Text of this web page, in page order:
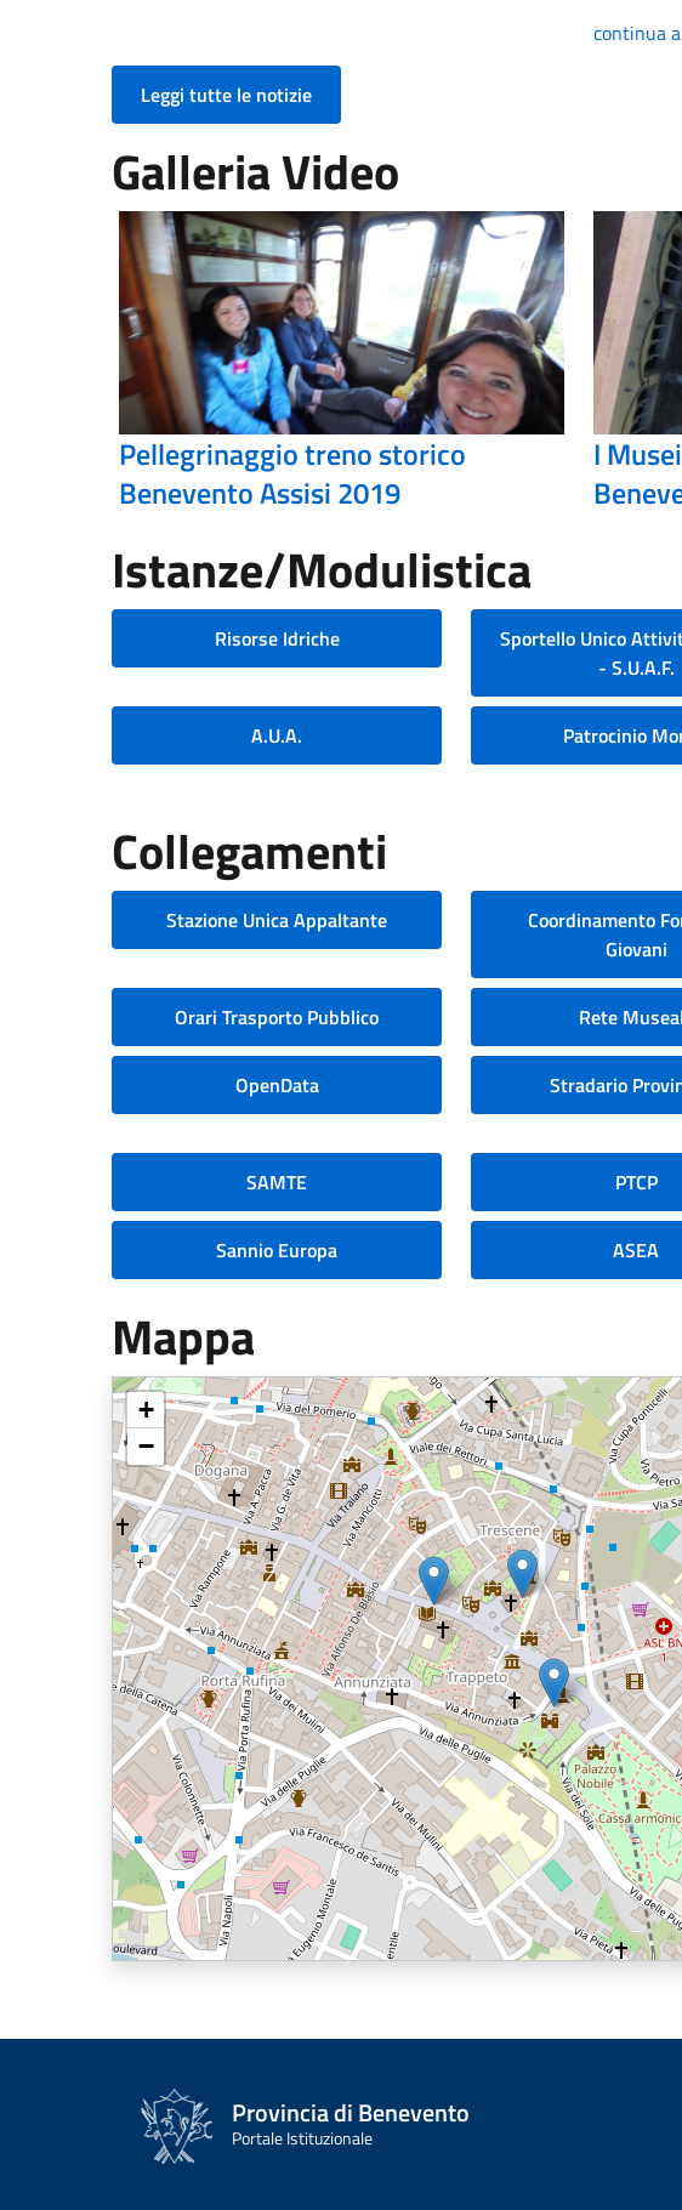
continua
Leggi tutte le notizie
Galleria Video
Pellegrinaggio treno storico
Benevento Assisi 2019
I
Istanze/Modulistica
Risorse Idriche
Sportello Unico
- S.U.A.F.
A.U.A. Patrocinio
Collegamenti
Stazione Unica Appaltante
Coordinamento
Giovani
Orari Trasporto Pubblico Rete
OpenData Stradario
SAMTE PTCP
Sannio Europa ASEA
Mappa
+
−
Provincia di Benevento
Portale Istituzionale